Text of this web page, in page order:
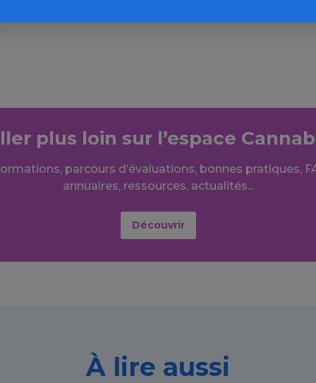
plus loin sur l’espace
parcours d’évaluations, bonnes pratiques,
annuaires, ressources, actualités...
Découvrir
À lire aussi